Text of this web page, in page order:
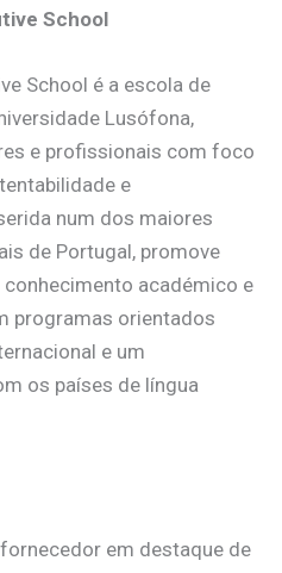
School
School é a escola de
Lusófona,
e profissionais com foco
e
num dos maiores
de Portugal, promove
académico e
programas orientados
e um
os países de língua
em destaque de